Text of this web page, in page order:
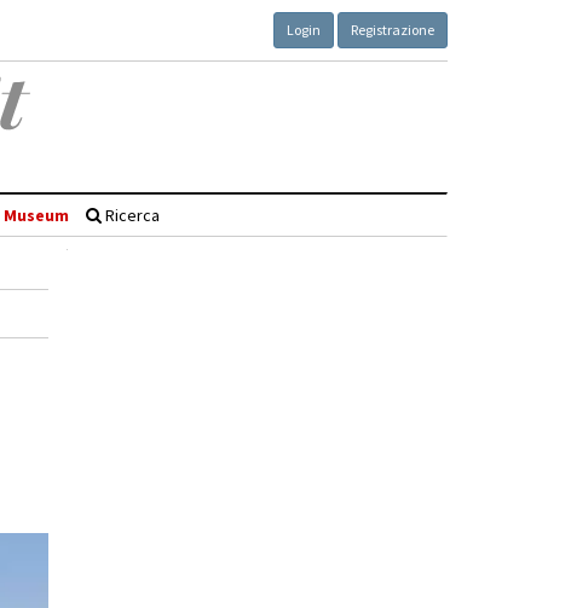
Login Registrazione
Museum Ricerca